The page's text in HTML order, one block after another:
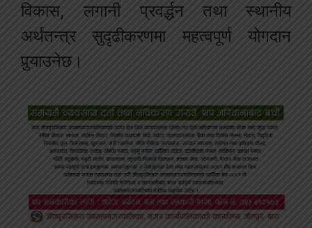
विकास, लगानी प्रवर्द्धन तथा स्थानीय
अर्थतन्त्र सुदृढीकरणमा महत्वपूर्ण योगदान
पुर्‍याउनेछ।